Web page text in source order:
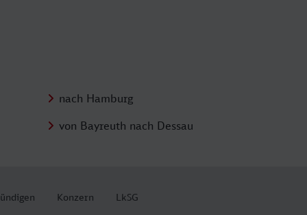
nach Hamburg
von Bayreuth nach Dessau
Konzern LkSG